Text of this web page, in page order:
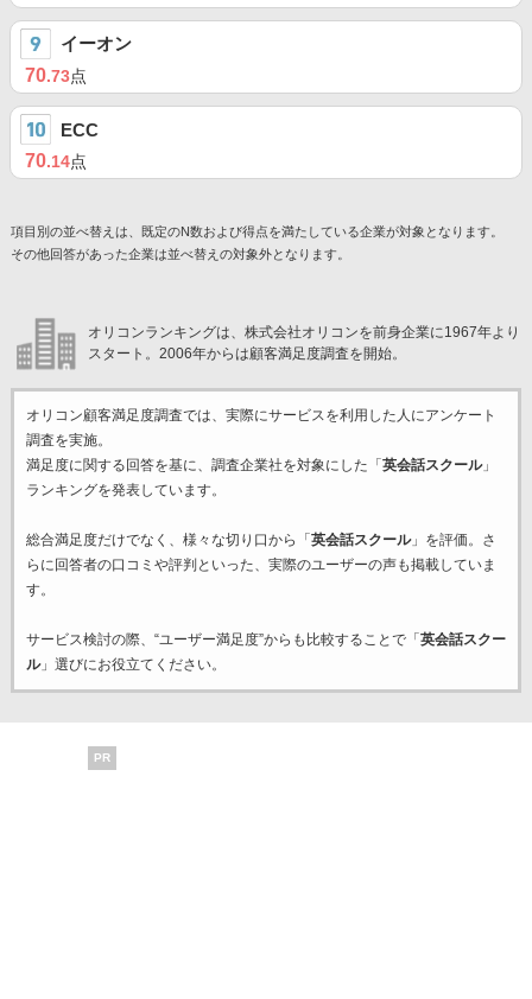
イーオン
70.73点
ECC
70.14点
項目別の並べ替えは、既定のN数および得点を満たしている企業が対象となります。
その他回答があった企業は並べ替えの対象外となります。
オリコンランキングは、株式会社オリコンを前身企業に1967年より
スタート。2006年からは顧客満足度調査を開始。
オリコン顧客満足度調査では、実際にサービスを利用した 人にアンケート
調査を実施。
満足度に関する回答を基に、調査企業社を対象にした「 英会話スクール」
ランキングを発表しています。
総合満足度だけでなく、様々な切り口から「 英会話スクール」を評価。さ
らに回答者の口コミや評判といった、実際のユーザーの声も掲載していま
す。
サービス検討の際、“ユーザー満足度”からも比較することで「 英会話スクー
ル」選びにお役立てください。
PR